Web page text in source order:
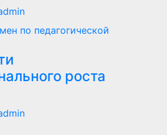
по педагогической
роста